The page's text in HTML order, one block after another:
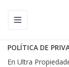
Toggle
POLÍTICA DE
En Ultra